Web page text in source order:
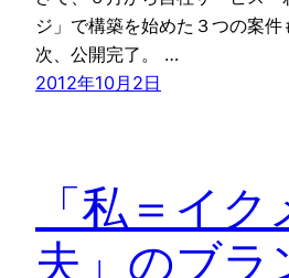
ジ」で構築を始めた３つの案
次、公開完了。 …
2012年10月2日
「私＝イ
夫」のブラ